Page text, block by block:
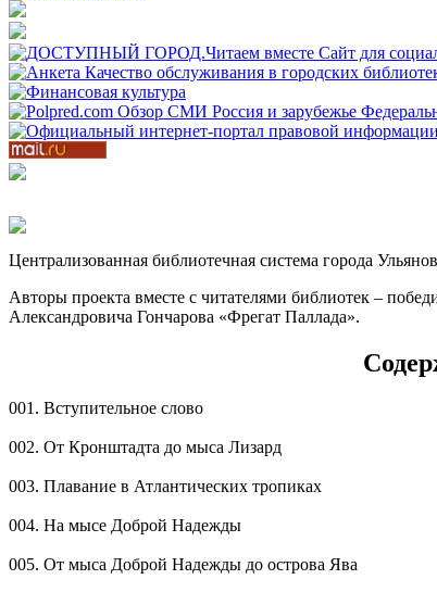
Централизованная библиотечная система города
Авторы проекта вместе с читателями библиотек –
Александровича Гончарова «Фрегат Паллада».
001. Вступительное слово
002. От Кронштадта до мыса Лизард
003. Плавание в Атлантических тропиках
004. На мысе Доброй Надежды
005. От мыса Доброй Надежды до острова Ява